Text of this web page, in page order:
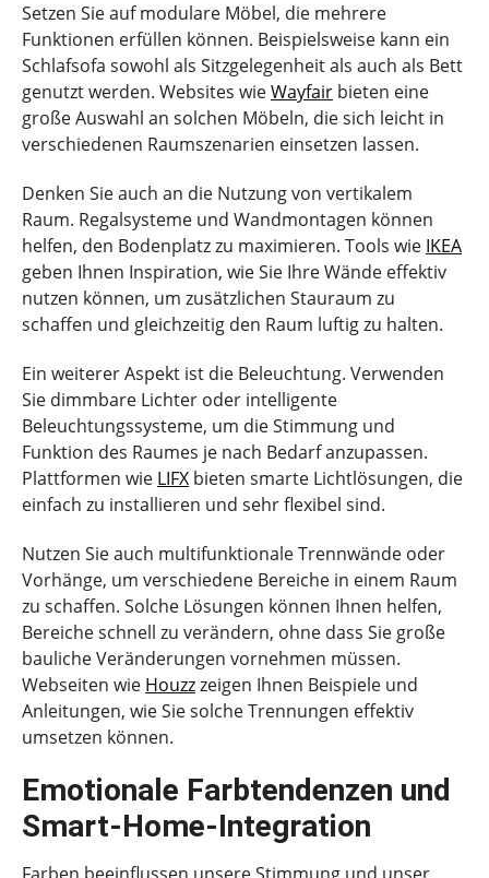
Setzen Sie auf modulare Möbel, die mehrere
Funktionen erfüllen können. Beispielsweise kann ein
Schlafsofa sowohl als Sitzgelegenheit als auch als Bett
genutzt werden. Websites wieWayfair bieten eine
große Auswahl an solchen Möbeln, die sich leicht in
verschiedenen Raumszenarien einsetzen lassen.
Denken Sie auch an die Nutzung von vertikalem
Raum. Regalsysteme und Wandmontagen können
helfen, den Bodenplatz zu maximieren. Tools wie IKEA
geben Ihnen Inspiration, wie Sie Ihre Wände effektiv
nutzen können, um zusätzlichen Stauraum zu
schaffen und gleichzeitig den Raum luftig zu halten.
Ein weiterer Aspekt ist die Beleuchtung. Verwenden
Sie dimmbare Lichter oder intelligente
Beleuchtungssysteme, um die Stimmung und
Funktion des Raumes je nach Bedarf anzupassen.
Plattformen wie LIFX bieten smarte Lichtlösungen, die
einfach zu installieren und sehr flexibel sind.
Nutzen Sie auch multifunktionale Trennwände oder
Vorhänge, um verschiedene Bereiche in einem Raum
zu schaffen. Solche Lösungen können Ihnen helfen,
Bereiche schnell zu verändern, ohne dass Sie große
bauliche Veränderungen vornehmen müssen.
Webseiten wie Houzzzeigen Ihnen Beispiele und
Anleitungen, wie Sie solche Trennungen effektiv
umsetzen können.
Emotionale Farbtendenzen und
Smart-Home-Integration